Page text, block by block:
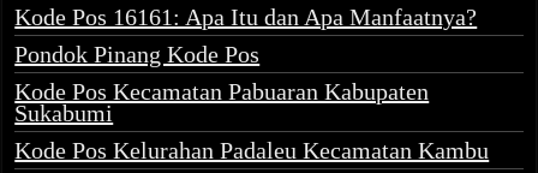
Kode Pos 16161: Apa Itu dan Apa Manfaatnya?
Pondok Pinang Kode Pos
Kode Pos Kecamatan Pabuaran Kabupaten
Sukabumi
Kode Pos Kelurahan Padaleu Kecamatan Kambu